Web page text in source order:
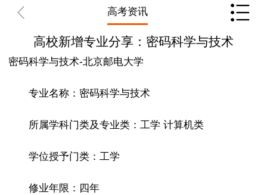
高考资讯
高校新增专业分享：密码科学与技术
密码科学与技术-北京邮电大学
专业名称：密码科学与技术
所属学科门类及专业类：工学 计算机类
学位授予门类：工学
修业年限：四年